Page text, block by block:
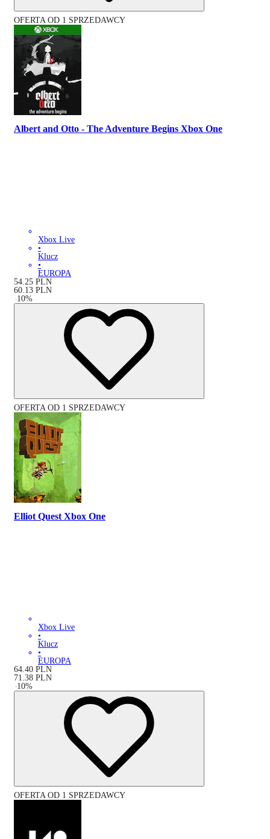
OFERTA OD 1 SPRZEDAWCY
Albert and Otto - The Adventure Begins Xbox One
Xbox Live
•
Klucz
•
EUROPA
54.25 PLN
60.13 PLN
-10%
OFERTA OD 1 SPRZEDAWCY
Elliot Quest Xbox One
Xbox Live
•
Klucz
•
EUROPA
64.40 PLN
71.38 PLN
-10%
OFERTA OD 1 SPRZEDAWCY